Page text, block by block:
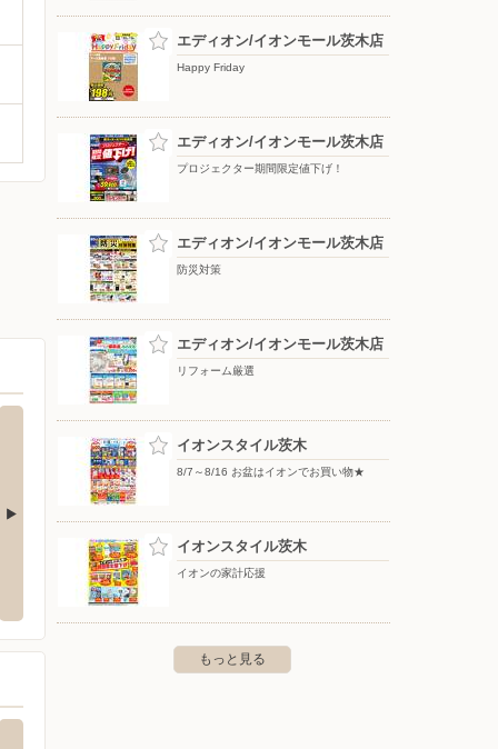
田北6-25-26
エディオン/道頓堀店
エディオン/イオンモール茨木店
Happy Friday
エディオン/イオンモール茨木店
プロジェクター期間限定値下げ！
エディオン/イオンモール茨木店
防災対策
エディオン/イオンモール茨木店
リフォーム厳選
イオンスタイル茨木
8/7～8/16 お盆はイオンでお買い物★
イオンスタイル茨木
イオンの家計応援
もっと見る